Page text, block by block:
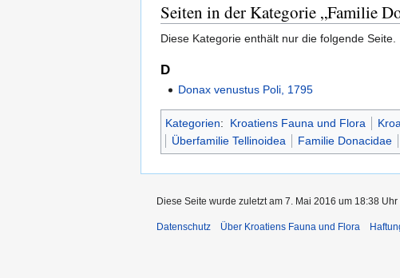
Seiten in der Kategorie „Familie
Diese Kategorie enthält nur die folgende Seite.
D
Donax venustus Poli, 1795
Kategorien: Kroatiens Fauna und Flora
Überfamilie Tellinoidea
Familie Donacidae
Diese Seite wurde zuletzt am 7. Mai 2016 um 18:38 Uhr
Datenschutz Über Kroatiens Fauna und Flora